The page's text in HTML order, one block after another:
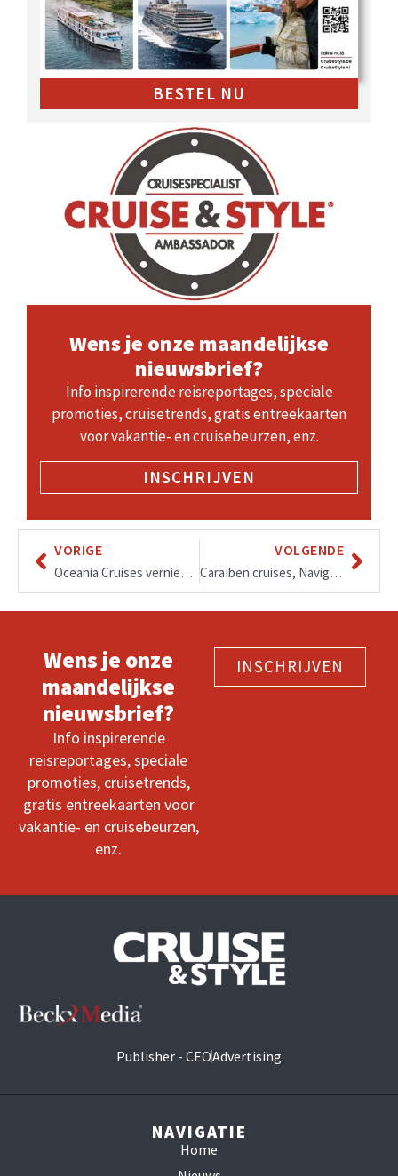
BESTEL NU
Wens je onze maandelijkse
nieuwsbrief?
Info inspirerende reisreportages, speciale
promoties, cruisetrends, gratis entreekaarten
voor vakantie- en cruisebeurzen, enz.
INSCHRIJVEN
VORIGE
Oceania Cruises vernieuwt haar menu’s, regionale bereidingen van Frans en Spaans tot Cubaans en Polynesisch.
VOLGENDE
Caraïben cruises, Navigator of the Seas
Wens je onze
maandelijkse
nieuwsbrief?
Info inspirerende
reisreportages, speciale
promoties, cruisetrends,
gratis entreekaarten voor
vakantie- en cruisebeurzen,
enz.
INSCHRIJVEN
Publisher - CEOAdvertising
NAVIGATIE
Home